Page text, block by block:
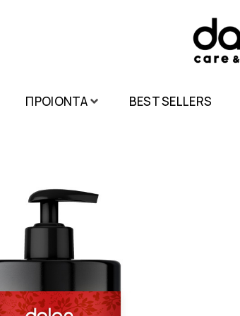
ΠΡΟΙΟΝΤΑ BEST SELLERS